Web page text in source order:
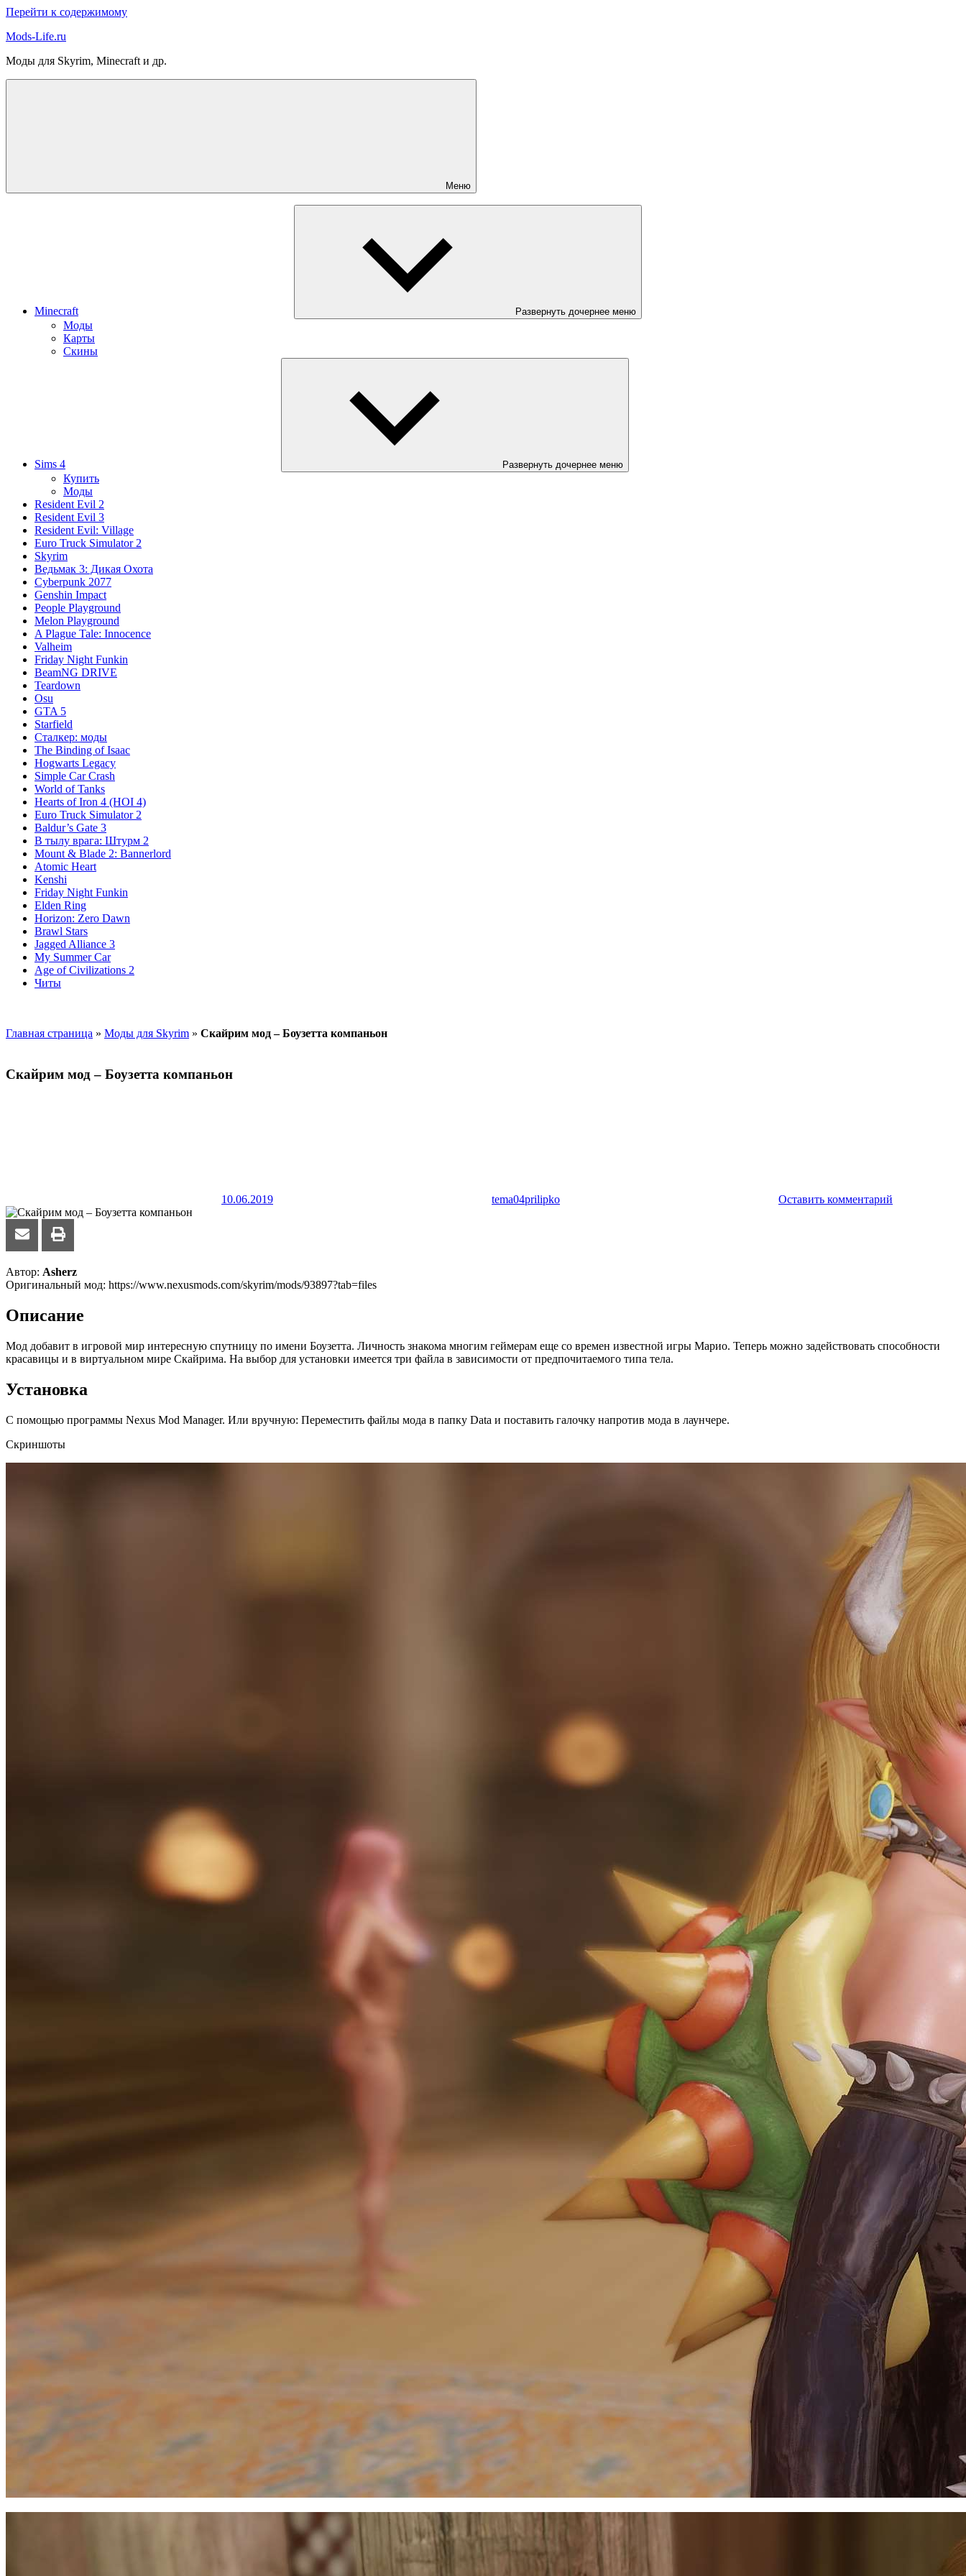
Перейти к содержимому
Mods-Life.ru
Моды для Skyrim, Minecraft и др.
Меню
Minecraft Развернуть дочернее меню
Моды
Карты
Скины
Sims 4 Развернуть дочернее меню
Купить
Моды
Resident Evil 2
Resident Evil 3
Resident Evil: Village
Euro Truck Simulator 2
Skyrim
Ведьмак 3: Дикая Охота
Cyberpunk 2077
Genshin Impact
People Playground
Melon Playground
A Plague Tale: Innocence
Valheim
Friday Night Funkin
BeamNG DRIVE
Teardown
Osu
GTA 5
Starfield
Сталкер: моды
The Binding of Isaac
Hogwarts Legacy
Simple Car Crash
World of Tanks
Hearts of Iron 4 (HOI 4)
Euro Truck Simulator 2
Baldur’s Gate 3
В тылу врага: Штурм 2
Mount & Blade 2: Bannerlord
Atomic Heart
Kenshi
Friday Night Funkin
Elden Ring
Horizon: Zero Dawn
Brawl Stars
Jagged Alliance 3
My Summer Car
Age of Civilizations 2
Читы
Главная страница » Моды для Skyrim » Скайрим мод – Боузетта компаньон
Скайрим мод – Боузетта компаньон
10.06.2019 tema04prilipko Оставить комментарий
Автор: Asherz
Оригинальный мод: https://www.nexusmods.com/skyrim/mods/93897?tab=files
Описание
Мод добавит в игровой мир интересную спутницу по имени Боузетта. Личность знакома многим геймерам еще со времен известной игры Марио. Теперь можно задействовать способности
красавицы и в виртуальном мире Скайрима. На выбор для установки имеется три файла в зависимости от предпочитаемого типа тела.
Установка
С помощью программы Nexus Mod Manager. Или вручную: Переместить файлы мода в папку Data и поставить галочку напротив мода в лаунчере.
Скриншоты